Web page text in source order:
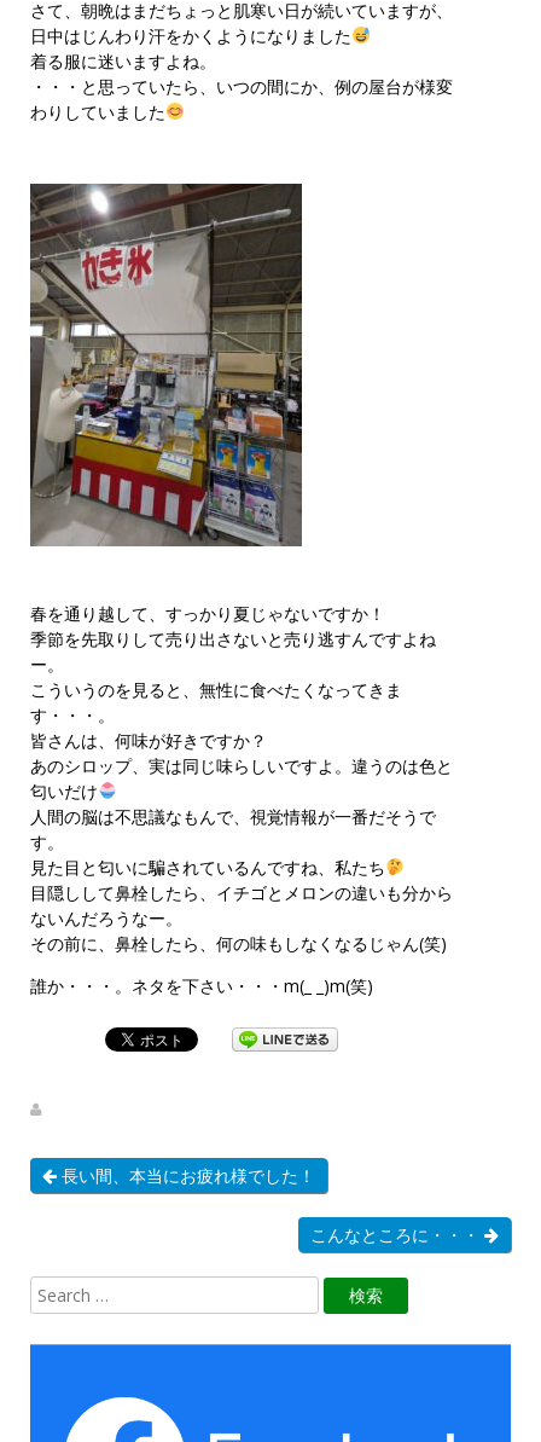
さて、朝晩はまだちょっと肌寒い日が続いていますが、
日中はじんわり汗をかくようになりました
着る服に迷いますよね。
・・・と思っていたら、いつの間にか、例の屋台が様変
わりしていました
春を通り越して、すっかり夏じゃないですか！
季節を先取りして売り出さないと売り逃すんですよね
ー。
こういうのを見ると、無性に食べたくなってきま
す・・・。
皆さんは、何味が好きですか？
あのシロップ、実は同じ味らしいですよ。違うのは色と
匂いだけ
人間の脳は不思議なもんで、視覚情報が一番だそうで
す。
見た目と匂いに騙されているんですね、私たち
目隠しして鼻栓したら、イチゴとメロンの違いも分から
ないんだろうなー。
その前に、鼻栓したら、何の味もしなくなるじゃん(笑)
誰か・・・。ネタを下さい・・・m(_ _)m(笑)
長い間、本当にお疲れ様でした！
こんなところに・・・